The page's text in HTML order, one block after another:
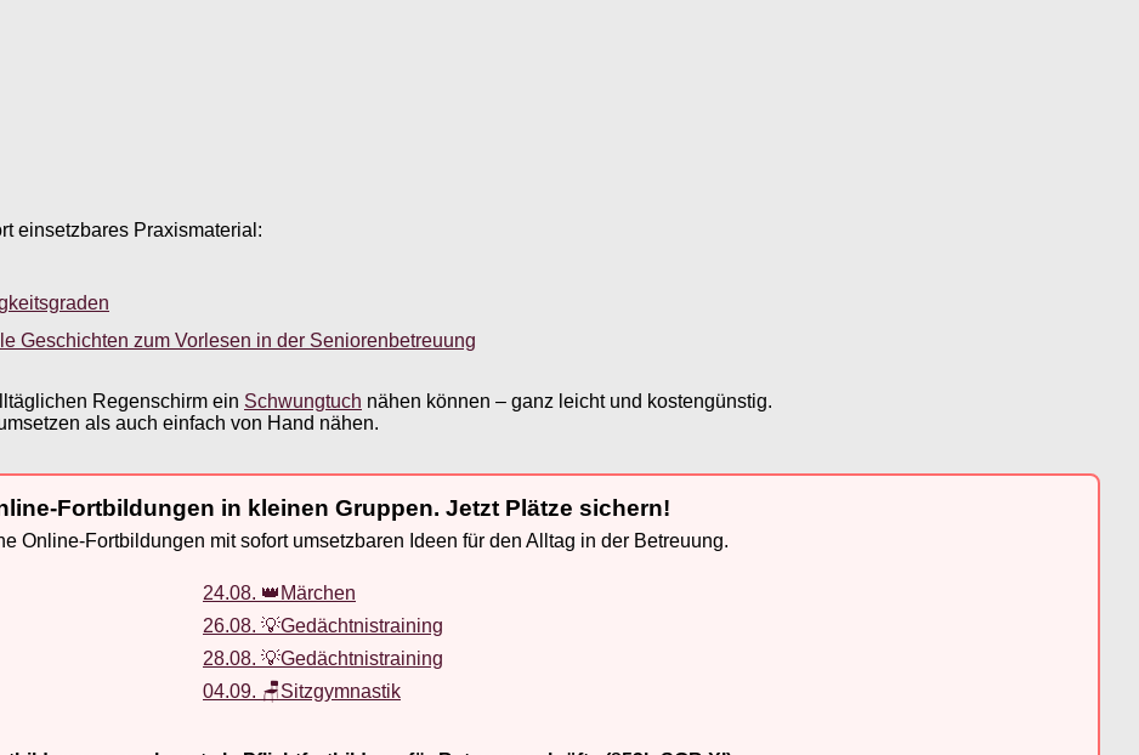
einsetzbares Praxismaterial:
Geschichten zum Vorlesen in der Seniorenbetreuung
Regenschirm ein Schwungtuch nähen können – ganz leicht und kostengünstig.
als auch einfach von Hand nähen.
Fortbildungen in kleinen Gruppen. Jetzt Plätze sichern!
Online-Fortbildungen mit sofort umsetzbaren Ideen für den Alltag in der Betreuung.
24.08. 👑Märchen
26.08. 💡Gedächtnistraining
28.08. 💡Gedächtnistraining
04.09. 🪑Sitzgymnastik